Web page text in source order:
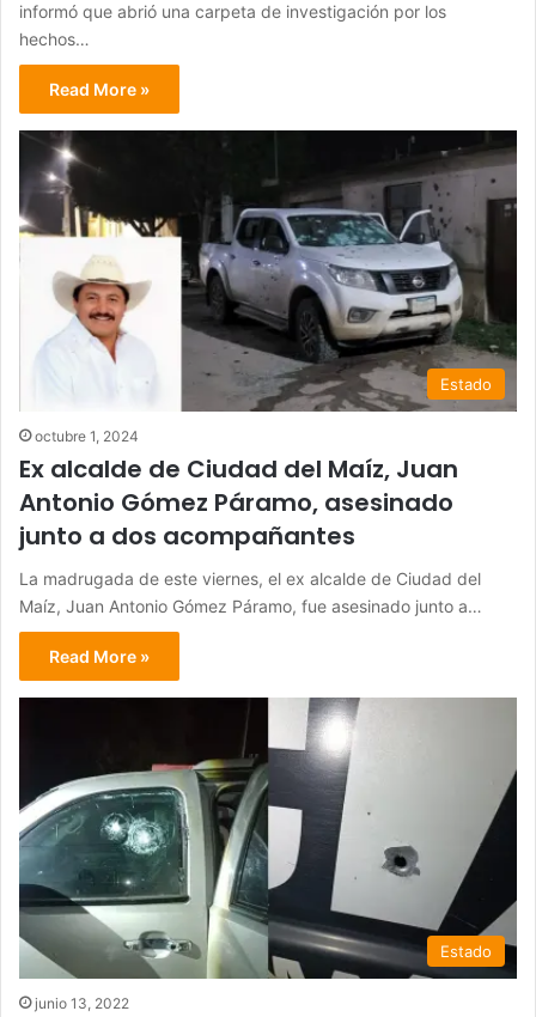
informó que abrió una carpeta de investigación por los
hechos…
Read More »
Estado
octubre 1, 2024
Ex alcalde de Ciudad del Maíz, Juan
Antonio Gómez Páramo, asesinado
junto a dos acompañantes
La madrugada de este viernes, el ex alcalde de Ciudad del
Maíz, Juan Antonio Gómez Páramo, fue asesinado junto a…
Read More »
Estado
junio 13, 2022